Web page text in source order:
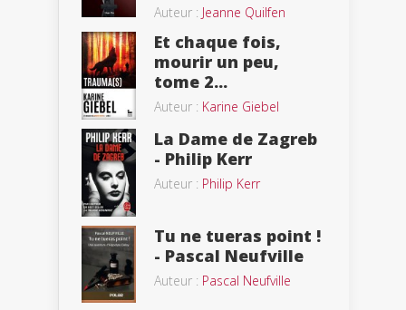
Auteur : Jeanne Quilfen
Et chaque fois,
mourir un peu,
tome 2...
Auteur : Karine Giebel
La Dame de Zagreb
- Philip Kerr
Auteur : Philip Kerr
Tu ne tueras point !
- Pascal Neufville
Auteur : Pascal Neufville